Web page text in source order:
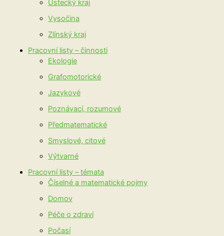
Ústecký kraj
Vysočina
Zlínský kraj
Pracovní listy – činnosti
Ekologie
Grafomotorické
Jazykové
Poznávací, rozumové
Předmatematické
Smyslové, citové
Výtvarné
Pracovní listy – témata
Číselné a matematické pojmy
Domov
Péče o zdraví
Počasí